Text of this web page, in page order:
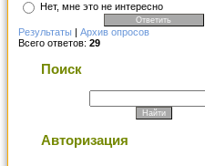
Нет, мне это не интересно
Результаты | Архив опросов
Всего ответов: 29
Поиск
Авторизация